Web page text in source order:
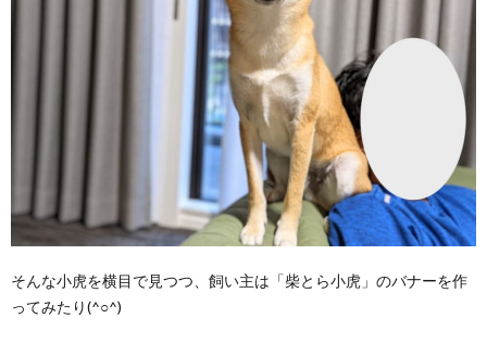
そんな小虎を横目で見つつ、飼い主は「柴とら小虎」のバナーを作
ってみたり(^○^)